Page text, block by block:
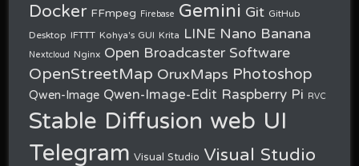
Docker FFmpeg Firebase Gemini Git GitHub
Desktop IFTTT Kohya's GUI Krita LINE Nano Banana
Nextcloud Nginx Open Broadcaster Software
OpenStreetMap OruxMaps Photoshop
Qwen-Image Qwen-Image-Edit Raspberry Pi RVC
Stable Diffusion web UI
Telegram Visual Studio Visual Studio